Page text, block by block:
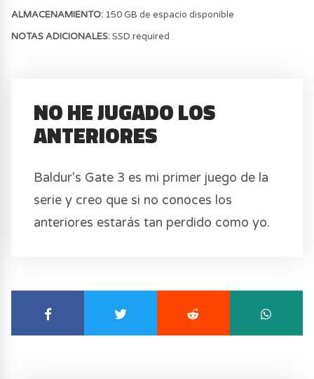
ALMACENAMIENTO: 150 GB de espacio disponible
NOTAS ADICIONALES:SSD required
NO HE JUGADO LOS
ANTERIORES
Baldur's Gate 3 es mi primer juego de la
serie y creo que si no conoces los
anteriores estarás tan perdido como yo.